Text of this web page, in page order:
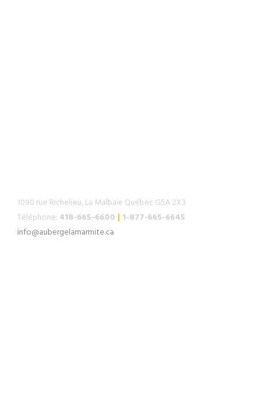
1090 rue Richelieu, La Malbaie Québec G5A 2X3
Téléphone: 418-665-6600 |1-877-665-6645
info@aubergelamarmite.ca